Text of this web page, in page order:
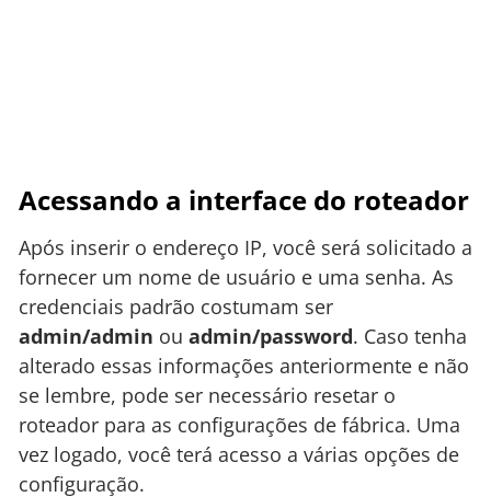
Acessando a interface do roteador
Após inserir o endereço IP, você será solicitado a
fornecer um nome de usuário e uma senha. As
credenciais padrão costumam ser
admin/admin ou admin/password. Caso tenha
alterado essas informações anteriormente e não
se lembre, pode ser necessário resetar o
roteador para as configurações de fábrica. Uma
vez logado, você terá acesso a várias opções de
configuração.